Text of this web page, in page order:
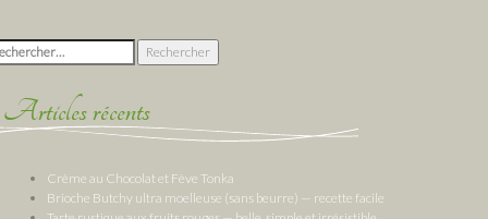
:
Articles récents
Crème au Chocolat et Fève Tonka
Brioche Butchy ultra moelleuse (sans beurre) — recette facile